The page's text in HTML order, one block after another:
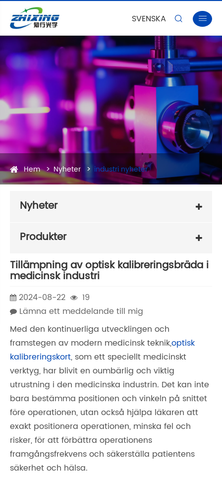
SVENSKA  
Hem Nyheter industri nyheter
Nyheter
Produkter
Tillämpning av optisk kalibreringsbräda i
medicinsk industri
2024-08-22
19
Lämna ett meddelande till mig
Med den kontinuerliga utvecklingen och
framstegen av modern medicinsk teknik,optisk
kalibreringskort, som ett speciellt medicinskt
verktyg, har blivit en oumbärlig och viktig
utrustning i den medicinska industrin. Det kan inte
bara bestämma positionen och vinkeln på snittet
före operationen, utan också hjälpa läkaren att
exakt positionera operationen, minska fel och
risker, för att förbättra operationens
framgångsfrekvens och säkerställa patientens
säkerhet och hälsa.